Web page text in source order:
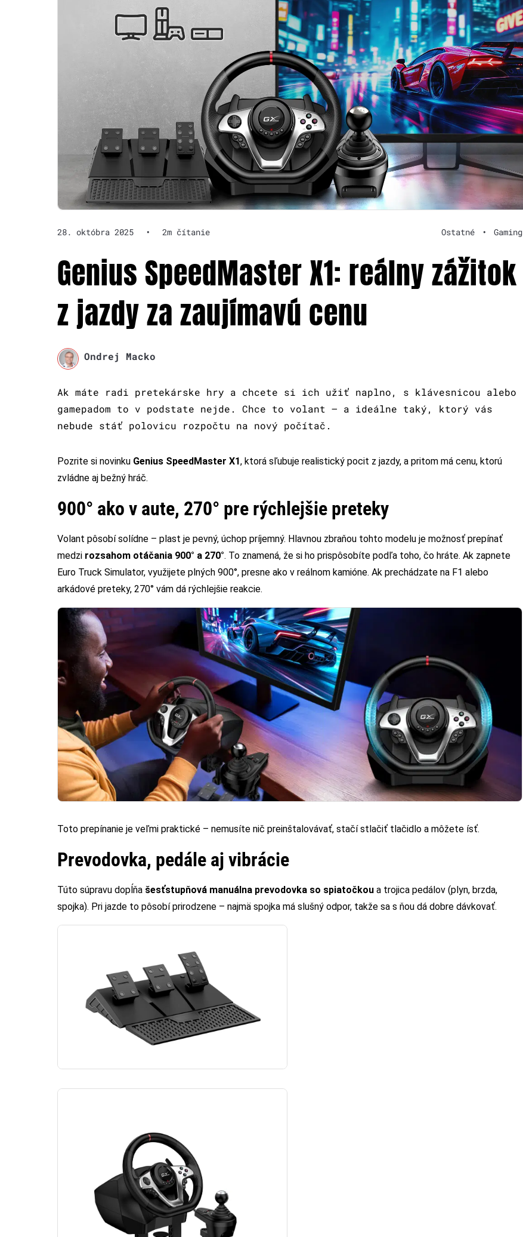
28. októbra 2025 • 2m čítanie Ostatné • Gaming
Genius SpeedMaster X1: reálny zážitok
z jazdy za zaujímavú cenu
Ondrej Macko
Ak máte radi pretekárske hry a chcete si ich užiť naplno, s klávesnicou alebo
gamepadom to v podstate nejde. Chce to volant – a ideálne taký, ktorý vás
nebude stáť polovicu rozpočtu na nový počítač.
Pozrite si novinku Genius SpeedMaster X1, ktorá sľubuje realistický pocit z jazdy, a pritom má cenu, ktorú
zvládne aj bežný hráč.
900° ako v aute, 270° pre rýchlejšie preteky
Volant pôsobí solídne – plast je pevný, úchop príjemný. Hlavnou zbraňou tohto modelu je možnosť prepínať
medzi rozsahom otáčania 900° a 270°. To znamená, že si ho prispôsobíte podľa toho, čo hráte. Ak zapnete
Euro Truck Simulator, využijete plných 900°, presne ako v reálnom kamióne. Ak prechádzate na F1 alebo
arkádové preteky, 270° vám dá rýchlejšie reakcie.
Toto prepínanie je veľmi praktické – nemusíte nič preinštalovávať, stačí stlačiť tlačidlo a môžete ísť.
Prevodovka, pedále aj vibrácie
Túto súpravu dopĺňa šesťstupňová manuálna prevodovka so spiatočkou a trojica pedálov (plyn, brzda,
spojka). Pri jazde to pôsobí prirodzene – najmä spojka má slušný odpor, takže sa s ňou dá dobre dávkovať.